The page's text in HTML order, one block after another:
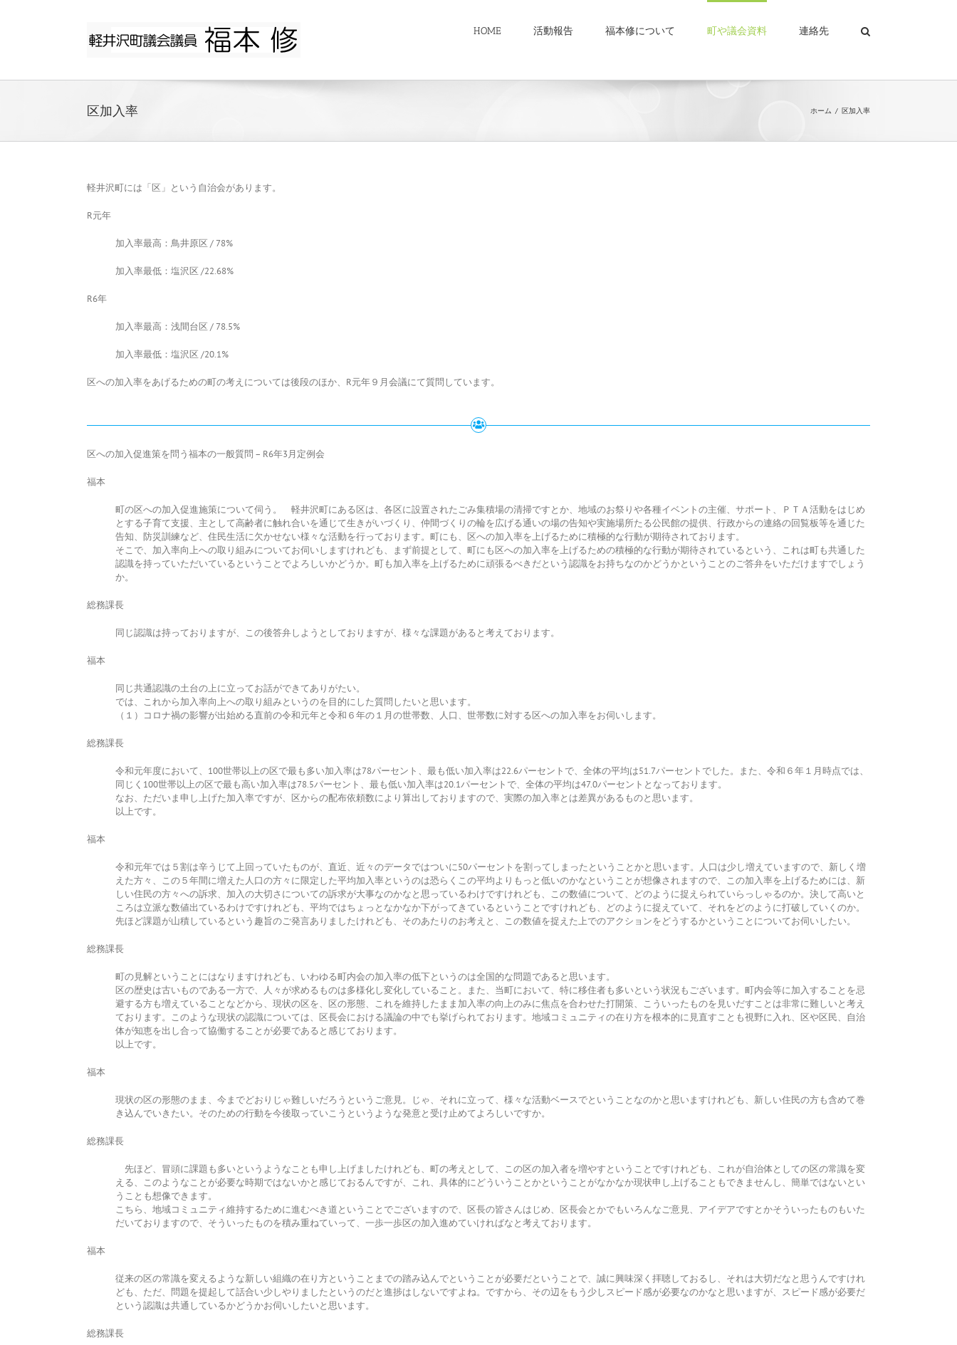
HOME 活動報告 福本修について 町や議会資料 連絡先
区加入率 ホーム 区加入率
軽井沢町には「区」という自治会があります。
R元年
加入率最高：鳥井原区 / 78%
加入率最低：塩沢区 /22.68%
R6年
加入率最高：浅間台区 / 78.5%
加入率最低：塩沢区 /20.1%
区への加入率をあげるための町の考えについては後段のほか、R元年９月会議にて質問しています。
区への加入促進策を問う福本の一般質問 – R6年3月定例会
福本
町の区への加入促進施策について伺う。 軽井沢町にある区は、各区に設置されたごみ集積場の清掃ですとか、地域のお祭りや各種イベントの主催、サポート、ＰＴＡ活動をはじめ
とする子育て支援、主として高齢者に触れ合いを通じて生きがいづくり、仲間づくりの輪を広げる通いの場の告知や実施場所たる公民館の提供、行政からの連絡の回覧板等を通じた
告知、防災訓練など、住民生活に欠かせない様々な活動を行っております。町にも、区への加入率を上げるために積極的な行動が期待されております。
そこで、加入率向上への取り組みについてお伺いしますけれども、まず前提として、町にも区への加入率を上げるための積極的な行動が期待されているという、これは町も共通した
認識を持っていただいているということでよろしいかどうか。町も加入率を上げるために頑張るべきだという認識をお持ちなのかどうかということのご答弁をいただけますでしょう
か。
総務課長
同じ認識は持っておりますが、この後答弁しようとしておりますが、様々な課題があると考えております。
福本
同じ共通認識の土台の上に立ってお話ができてありがたい。
では、これから加入率向上への取り組みというのを目的にした質問したいと思います。
（１）コロナ禍の影響が出始める直前の令和元年と令和６年の１月の世帯数、人口、世帯数に対する区への加入率をお伺いします。
総務課長
令和元年度において、100世帯以上の区で最も多い加入率は78パーセント、最も低い加入率は22.6パーセントで、全体の平均は51.7パーセントでした。また、令和６年１月時点では、
同じく100世帯以上の区で最も高い加入率は78.5パーセント、最も低い加入率は20.1パーセントで、全体の平均は47.0パーセントとなっております。
なお、ただいま申し上げた加入率ですが、区からの配布依頼数により算出しておりますので、実際の加入率とは差異があるものと思います。
以上です。
福本
令和元年では５割は辛うじて上回っていたものが、直近、近々のデータではついに50パーセントを割ってしまったということかと思います。人口は少し増えていますので、新しく増
えた方々、この５年間に増えた人口の方々に限定した平均加入率というのは恐らくこの平均よりもっと低いのかなということが想像されますので、この加入率を上げるためには、新
しい住民の方々への訴求、加入の大切さについての訴求が大事なのかなと思っているわけですけれども、この数値について、どのように捉えられていらっしゃるのか。決して高いと
ころは立派な数値出ているわけですけれども、平均ではちょっとなかなか下がってきているということですけれども、どのように捉えていて、それをどのように打破していくのか。
先ほど課題が山積しているという趣旨のご発言ありましたけれども、そのあたりのお考えと、この数値を捉えた上でのアクションをどうするかということについてお伺いしたい。
総務課長
町の見解ということにはなりますけれども、いわゆる町内会の加入率の低下というのは全国的な問題であると思います。
区の歴史は古いものである一方で、人々が求めるものは多様化し変化していること。また、当町において、特に移住者も多いという状況もございます。町内会等に加入することを忌
避する方も増えていることなどから、現状の区を、区の形態、これを維持したまま加入率の向上のみに焦点を合わせた打開策、こういったものを見いだすことは非常に難しいと考え
ております。このような現状の認識については、区長会における議論の中でも挙げられております。地域コミュニティの在り方を根本的に見直すことも視野に入れ、区や区民、自治
体が知恵を出し合って協働することが必要であると感じております。
以上です。
福本
現状の区の形態のまま、今までどおりじゃ難しいだろうというご意見。じゃ、それに立って、様々な活動ベースでということなのかと思いますけれども、新しい住民の方も含めて巻
き込んでいきたい。そのための行動を今後取っていこうというような発意と受け止めてよろしいですか。
総務課長
先ほど、冒頭に課題も多いというようなことも申し上げましたけれども、町の考えとして、この区の加入者を増やすということですけれども、これが自治体としての区の常識を変
える、このようなことが必要な時期ではないかと感じておるんですが、これ、具体的にどういうことかということがなかなか現状申し上げることもできませんし、簡単ではないとい
うことも想像できます。
こちら、地域コミュニティ維持するために進むべき道ということでございますので、区長の皆さんはじめ、区長会とかでもいろんなご意見、アイデアですとかそういったものもいた
だいておりますので、そういったものを積み重ねていって、一歩一歩区の加入進めていければなと考えております。
福本
従来の区の常識を変えるような新しい組織の在り方ということまでの踏み込んでということが必要だということで、誠に興味深く拝聴しておるし、それは大切だなと思うんですけれ
ども、ただ、問題を提起して話合い少しやりましたというのだと進捗はしないですよね。ですから、その辺をもう少しスピード感が必要なのかなと思いますが、スピード感が必要だ
という認識は共通しているかどうかお伺いしたいと思います。
総務課長